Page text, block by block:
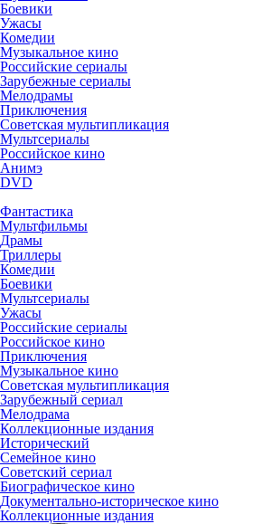
Боевики
Ужасы
Комедии
Музыкальное кино
Российские сериалы
Зарубежные сериалы
Мелодрамы
Приключения
Советская мультипликация
Мультсериалы
Российское кино
Анимэ
DVD
Фантастика
Мультфильмы
Драмы
Триллеры
Комедии
Боевики
Мультсериалы
Ужасы
Российские сериалы
Российское кино
Приключения
Музыкальное кино
Советская мультипликация
Зарубежный сериал
Мелодрама
Коллекционные издания
Исторический
Семейное кино
Советский сериал
Биографическое кино
Документально-историческое кино
Коллекционные издания